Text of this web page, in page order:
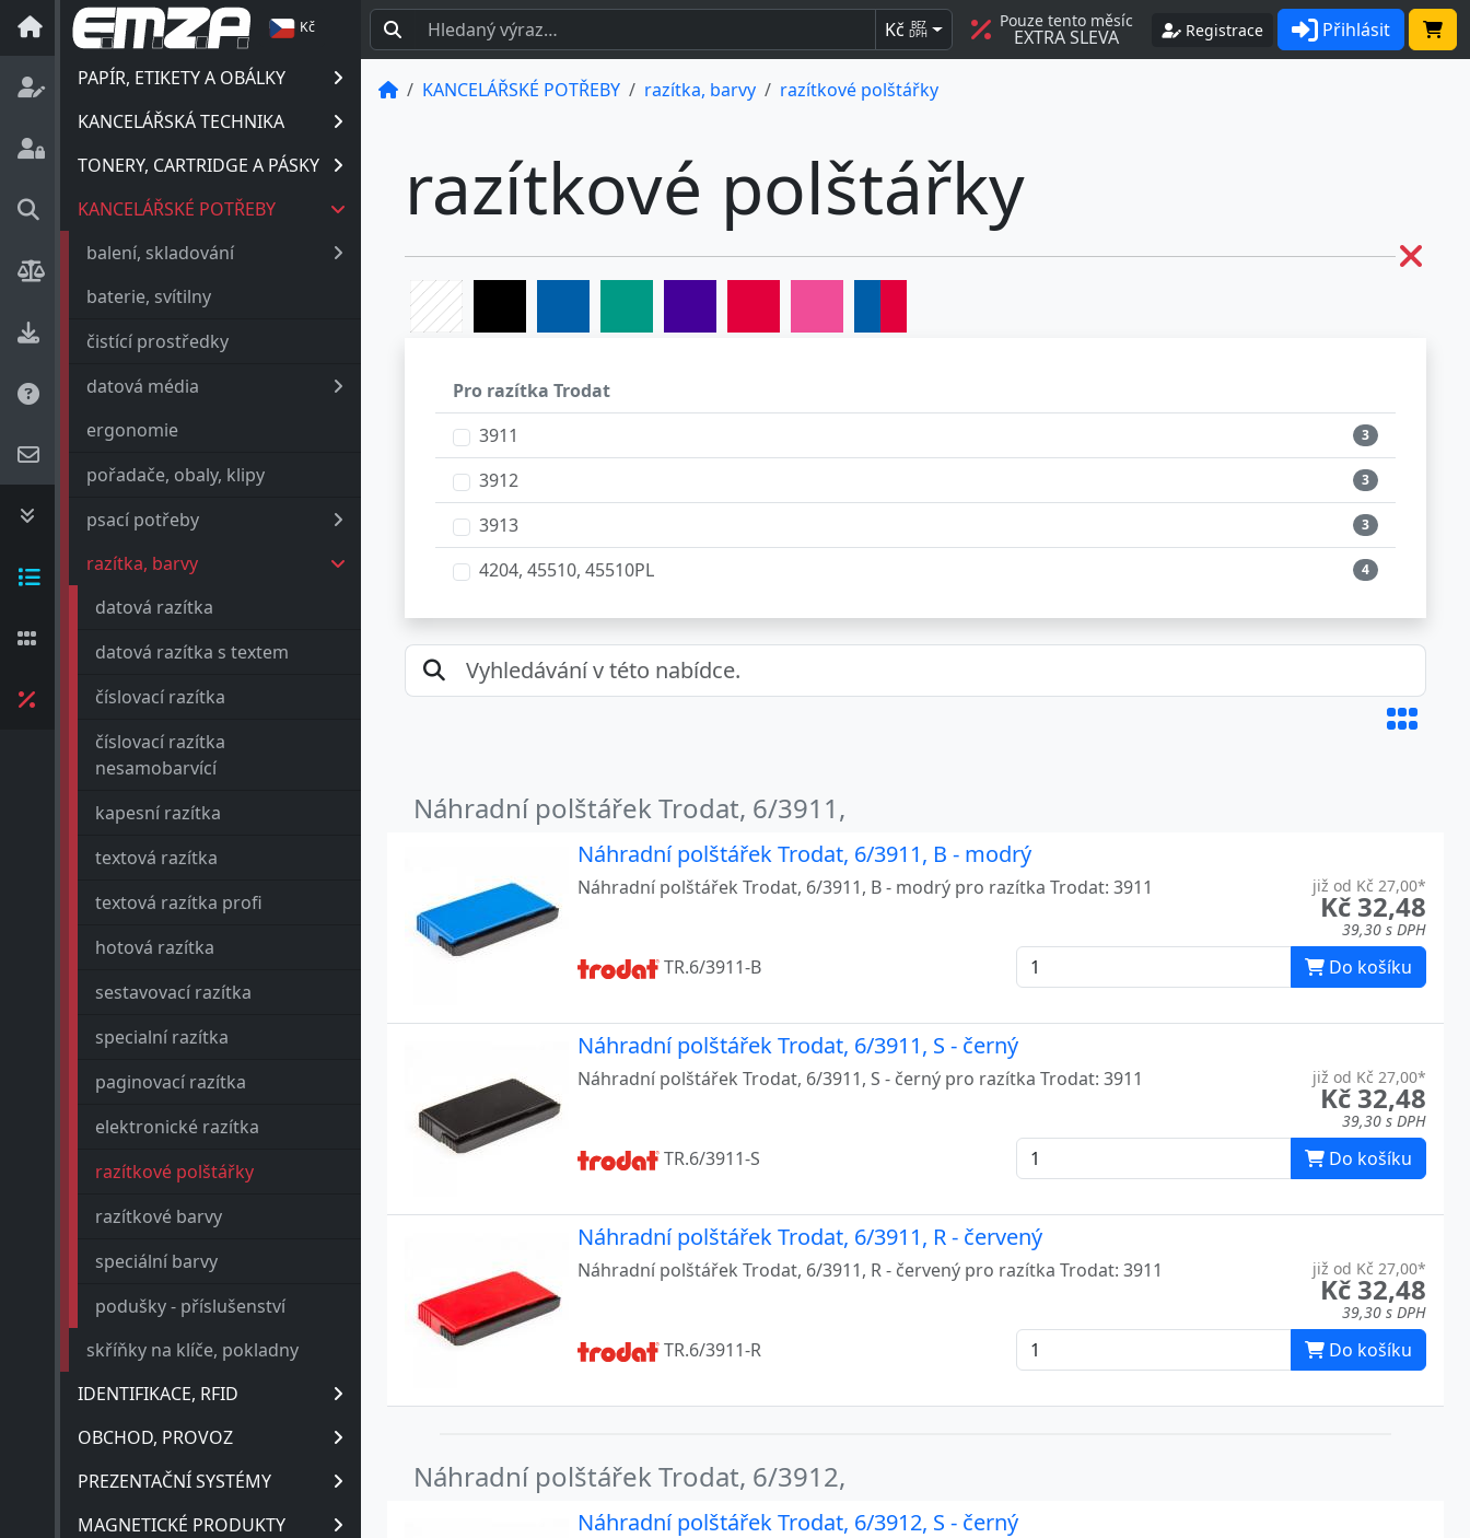
Kč
PAPÍR, ETIKETY A OBÁLKY
KANCELÁŘSKÁ TECHNIKA
TONERY, CARTRIDGE A PÁSKY
KANCELÁŘSKÉ POTŘEBY
balení, skladování
baterie, svítilny
čistící prostředky
datová média
ergonomie
pořadače, obaly, klipy
psací potřeby
razítka, barvy
datová razítka
datová razítka s textem
číslovací razítka
číslovací razítka
nesamobarvící
kapesní razítka
textová razítka
textová razítka profi
hotová razítka
sestavovací razítka
specialní razítka
paginovací razítka
elektronické razítka
razítkové polštářky
razítkové barvy
speciální barvy
podušky - příslušenství
skříňky na klíče, pokladny
IDENTIFIKACE, RFID
OBCHOD, PROVOZ
PREZENTAČNÍ SYSTÉMY
MAGNETICKÉ PRODUKTY
Kč BEZ
DPH
Pouze tento měsíc
EXTRA SLEVA Registrace Přihlásit
KANCELÁŘSKÉ POTŘEBY razítka, barvy razítkové polštářky
razítkové polštářky
Pro razítka Trodat
3911
3
3912 3
3913 3
4204, 45510, 45510PL 4
4207, 4470 4
4630
4638
4645
4812, 4813, 4817, 48313, 4917 6
4850 7
6
4910, 4810, 4836
4911, 4800, 4810, 4822, 4846, 4951, IMPRINT 11
4912, 4952, IMPRINT 12 9
4913, 4953, IMPRINT 13 6
4915, IMPRINT 15
4916 6
4918 6
6
4923, 4930
4924, 4724, 4740, 4940
Náhradní polštářek Trodat, 6/3911,
Náhradní polštářek Trodat, 6/3911, B - modrý
již od Kč 27,00*
Kč 32,48
39,30 s DPH
Náhradní polštářek Trodat, 6/3911, B - modrý pro razítka Trodat: 3911
TR.6/3911-B Do košíku
Náhradní polštářek Trodat, 6/3911, S - černý
již od Kč 27,00*
Kč 32,48
39,30 s DPH
Náhradní polštářek Trodat, 6/3911, S - černý pro razítka Trodat: 3911
TR.6/3911-S Do košíku
Náhradní polštářek Trodat, 6/3911, R - červený
již od Kč 27,00*
Kč 32,48
39,30 s DPH
Náhradní polštářek Trodat, 6/3911, R - červený pro razítka Trodat: 3911
TR.6/3911-R Do košíku
Náhradní polštářek Trodat, 6/3912,
Náhradní polštářek Trodat, 6/3912, S - černý